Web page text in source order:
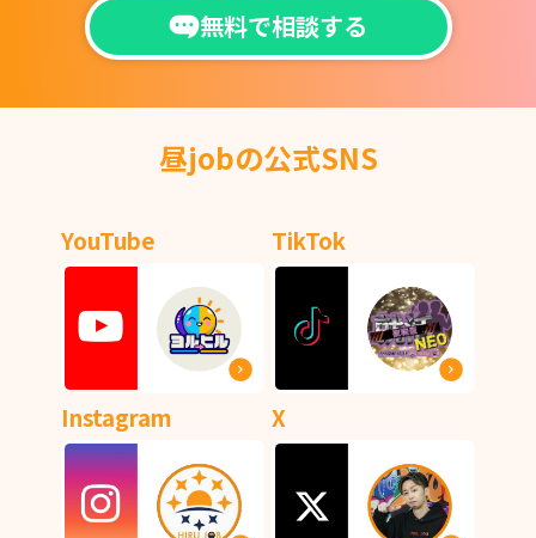
無料で相談する
昼jobの公式SNS
YouTube TikTok
Instagram X